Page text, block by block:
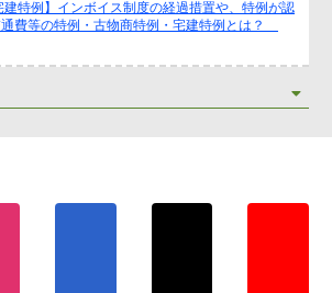
特例】インボイス制度の経過措置や、特例が認
通費等の特例・古物商特例・宅建特例とは？